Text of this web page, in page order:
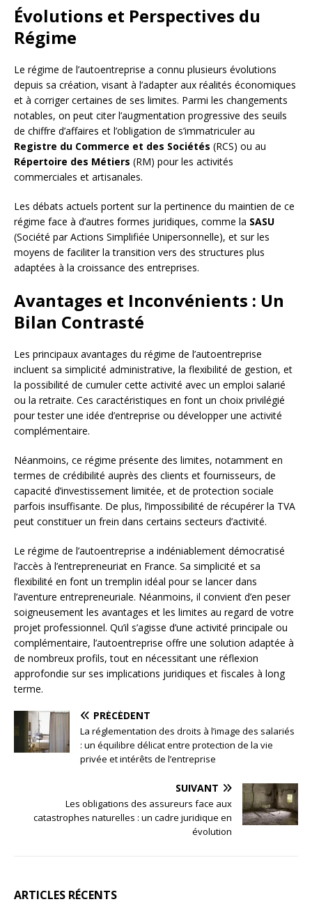
Évolutions et Perspectives du
Régime
Le régime de l’autoentreprise a connu plusieurs évolutions
depuis sa création, visant à l’adapter aux réalités économiques
et à corriger certaines de ses limites. Parmi les changements
notables, on peut citer l’augmentation progressive des seuils
de chiffre d’affaires et l’obligation de s’immatriculer au
Registre du Commerce et des Sociétés (RCS) ou au
Répertoire des Métiers (RM) pour les activités
commerciales et artisanales.
Les débats actuels portent sur la pertinence du maintien de ce
régime face à d’autres formes juridiques, comme la SASU
(Société par Actions Simplifiée Unipersonnelle), et sur les
moyens de faciliter la transition vers des structures plus
adaptées à la croissance des entreprises.
Avantages et Inconvénients : Un
Bilan Contrasté
Les principaux avantages du régime de l’autoentreprise
incluent sa simplicité administrative, la flexibilité de gestion, et
la possibilité de cumuler cette activité avec un emploi salarié
ou la retraite. Ces caractéristiques en font un choix privilégié
pour tester une idée d’entreprise ou développer une activité
complémentaire.
Néanmoins, ce régime présente des limites, notamment en
termes de crédibilité auprès des clients et fournisseurs, de
capacité d’investissement limitée, et de protection sociale
parfois insuffisante. De plus, l’impossibilité de récupérer la TVA
peut constituer un frein dans certains secteurs d’activité.
Le régime de l’autoentreprise a indéniablement démocratisé
l’accès à l’entrepreneuriat en France. Sa simplicité et sa
flexibilité en font un tremplin idéal pour se lancer dans
l’aventure entrepreneuriale. Néanmoins, il convient d’en peser
soigneusement les avantages et les limites au regard de votre
projet professionnel. Qu’il s’agisse d’une activité principale ou
complémentaire, l’autoentreprise offre une solution adaptée à
de nombreux profils, tout en nécessitant une réflexion
approfondie sur ses implications juridiques et fiscales à long
terme.
PRÉCÉDENT
La réglementation des droits à l’image des salariés
: un équilibre délicat entre protection de la vie
privée et intérêts de l’entreprise
SUIVANT
Les obligations des assureurs face aux
catastrophes naturelles : un cadre juridique en
évolution
ARTICLES RÉCENTS